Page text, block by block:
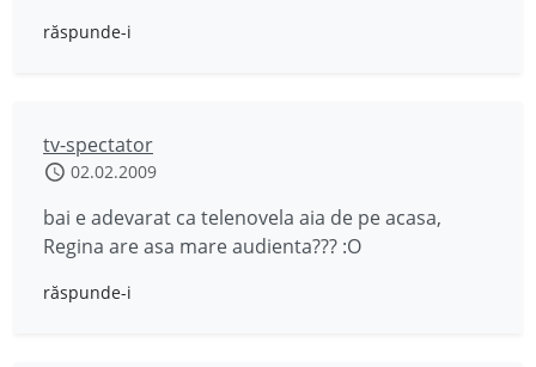
răspunde-i
tv-spectator
02.02.2009
bai e adevarat ca telenovela aia de pe acasa,
Regina are asa mare audienta??? :O
răspunde-i